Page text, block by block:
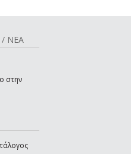
/ ΝΕΑ
στην